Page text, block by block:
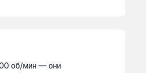
об/мин — они